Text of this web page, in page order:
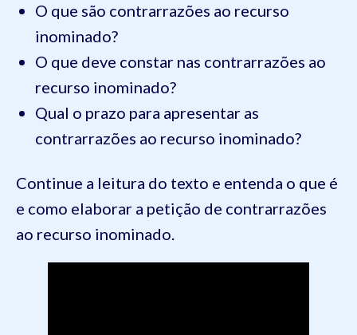
O que são contrarrazões ao recurso
inominado?
O que deve constar nas contrarrazões ao
recurso inominado?
Qual o prazo para apresentar as
contrarrazões ao recurso inominado?
Continue a leitura do texto e entenda o que é
e como elaborar a petição de contrarrazões
ao recurso inominado.